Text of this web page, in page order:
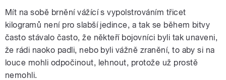
Mít na sobě brnění vážící s vypolstrováním třicet
kilogramů není pro slabší jedince, a tak se během bitvy
často stávalo často, že někteří bojovníci byli tak unaveni,
že rádi naoko padli, nebo byli vážně zranění, to aby si na
louce mohli odpočinout, lehnout, protože už prostě
nemohli.